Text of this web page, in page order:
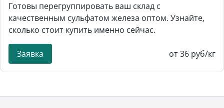
Готовы перегруппировать ваш склад с
качественным сульфатом железа оптом. Узнайте,
сколько стоит купить именно сейчас.
Заявка от 36 руб/кг